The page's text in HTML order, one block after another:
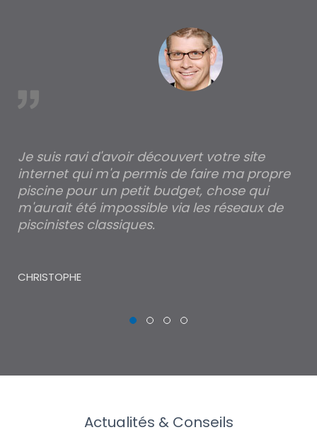
Je suis ravi d'avoir découvert votre site
internet qui m'a permis de faire ma propre
piscine pour un petit budget, chose qui
m'aurait été impossible via les réseaux de
piscinistes classiques.
CHRISTOPHE
Actualités & Conseils